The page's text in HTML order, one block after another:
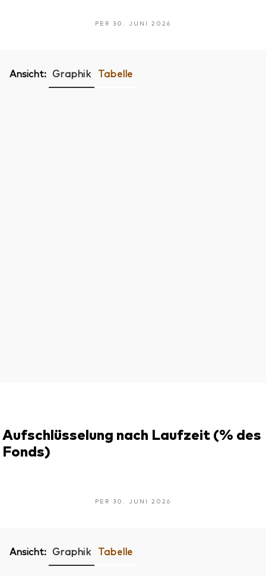
PER 30. JUNI 2026
Ansicht: Graphik Tabelle
Aufschlüsselung nach Laufzeit (% des
Fonds)
PER 30. JUNI 2026
Ansicht: Graphik Tabelle